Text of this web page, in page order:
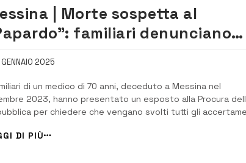
| Morte sospetta al
familiari denunciano
medico dopo
2025
di un medico di 70 anni, deceduto a Messina nel
2023, hanno presentato un esposto alla Procura
per chiedere che vengano svolti tutti gli
a un intervento di sostituzione della valvola
l’ospedale “Papa...
DI PIÙ